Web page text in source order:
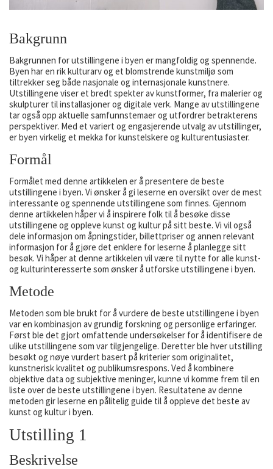
Bakgrunn
Bakgrunnen for utstillingene i byen er mangfoldig og spennende.
Byen har en rik kulturarv og et blomstrende kunstmiljø som
tiltrekker seg både nasjonale og internasjonale kunstnere.
Utstillingene viser et bredt spekter av kunstformer, fra malerier og
skulpturer til installasjoner og digitale verk. Mange av utstillingene
tar også opp aktuelle samfunnstemaer og utfordrer betrakterens
perspektiver. Med et variert og engasjerende utvalg av utstillinger,
er byen virkelig et mekka for kunstelskere og kulturentusiaster.
Formål
Formålet med denne artikkelen er å presentere de beste
utstillingene i byen. Vi ønsker å gi leserne en oversikt over de mest
interessante og spennende utstillingene som finnes. Gjennom
denne artikkelen håper vi å inspirere folk til å besøke disse
utstillingene og oppleve kunst og kultur på sitt beste. Vi vil også
dele informasjon om åpningstider, billettpriser og annen relevant
informasjon for å gjøre det enklere for leserne å planlegge sitt
besøk. Vi håper at denne artikkelen vil være til nytte for alle kunst-
og kulturinteresserte som ønsker å utforske utstillingene i byen.
Metode
Metoden som ble brukt for å vurdere de beste utstillingene i byen
var en kombinasjon av grundig forskning og personlige erfaringer.
Først ble det gjort omfattende undersøkelser for å identifisere de
ulike utstillingene som var tilgjengelige. Deretter ble hver utstilling
besøkt og nøye vurdert basert på kriterier som originalitet,
kunstnerisk kvalitet og publikumsrespons. Ved å kombinere
objektive data og subjektive meninger, kunne vi komme frem til en
liste over de beste utstillingene i byen. Resultatene av denne
metoden gir leserne en pålitelig guide til å oppleve det beste av
kunst og kultur i byen.
Utstilling 1
Beskrivelse